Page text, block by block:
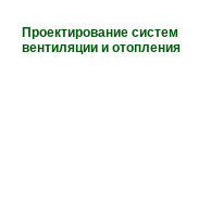
Проектирование систем
вентиляции и отопления